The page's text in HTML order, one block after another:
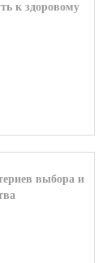
к здоровому
выбора и